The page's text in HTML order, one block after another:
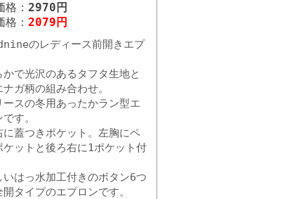
格： 2970円
格： 2079円
のレディース前開きエプ
かで光沢のあるタフタ生地と
ナガ柄の組み合わせ。
ースの冬用あったかラン型エ
す。
に蓋つきポケット。左胸にペ
ケットと後ろ右に1ポケット付
いはっ水加工付きのボタン6つ
タイプのエプロンです。